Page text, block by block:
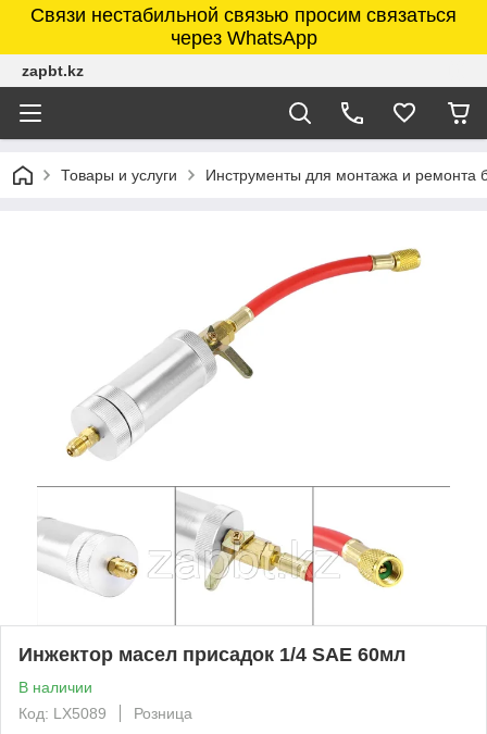
Связи нестабильной связью просим связаться
через WhatsApp
zapbt.kz
Товары и услуги Инструменты для монтажа и ремонта
Инжектор масел присадок 1/4 SAE 60мл
В наличии
Код: LX5089
Розница